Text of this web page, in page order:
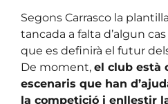
Segons Carrasco la
tancada a falta d’algun
que es definirà el futur
De moment, el club està
escenaris que han
la competició i enllestir